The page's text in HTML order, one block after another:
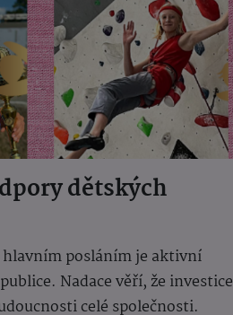
dětských
posláním je aktivní
Nadace věří, že investice
celé společnosti.